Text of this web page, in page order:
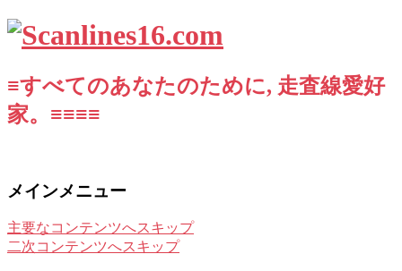
≡すべてのあなたのために, 走査線愛好
家。≡≡≡≡
メインメニュー
主要なコンテンツへスキップ
二次コンテンツへスキップ